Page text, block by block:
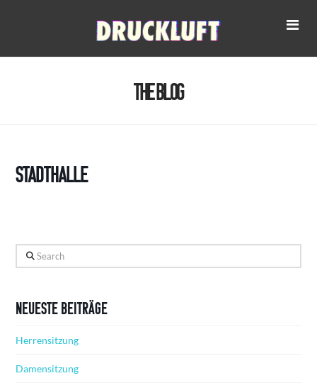
The Blog
Stadthalle
Search
Neueste Beiträge
Herrensitzung
Damensitzung